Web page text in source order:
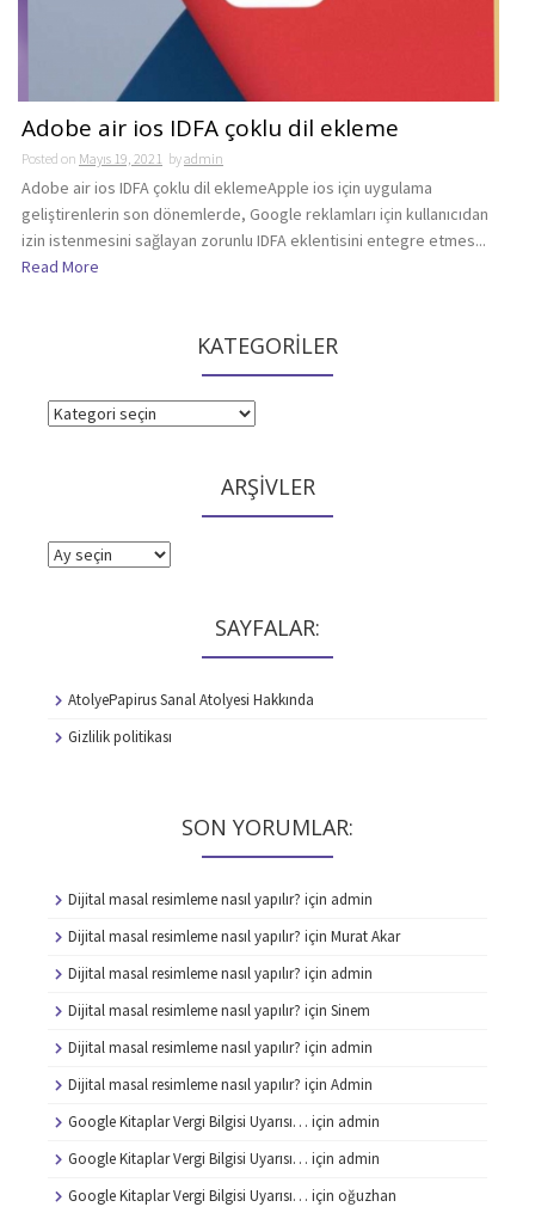
Adobe air ios IDFA çoklu dil ekleme
Posted on Mayıs 19, 2021 byadmin
Adobe air ios IDFA çoklu dil eklemeApple ios için uygulama
geliştirenlerin son dönemlerde, Google reklamları için kullanıcıdan
izin istenmesini sağlayan zorunlu IDFA eklentisini entegre etmes...
Read More
KATEGORİLER
KATEGORİLER
ARŞİVLER
ARŞİVLER
SAYFALAR:
AtolyePapirus Sanal Atolyesi Hakkında
Gizlilik politikası
SON YORUMLAR:
Dijital masal resimleme nasıl yapılır? için admin
Dijital masal resimleme nasıl yapılır? için Murat Akar
Dijital masal resimleme nasıl yapılır? için admin
Dijital masal resimleme nasıl yapılır? için Sinem
Dijital masal resimleme nasıl yapılır? için admin
Dijital masal resimleme nasıl yapılır? için Admin
Google Kitaplar Vergi Bilgisi Uyarısı… için admin
Google Kitaplar Vergi Bilgisi Uyarısı… için admin
Google Kitaplar Vergi Bilgisi Uyarısı… için oğuzhan